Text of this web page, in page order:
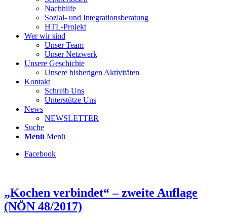
Nachhilfe
Sozial- und Integrationsberatung
HTL-Projekt
Wer wir sind
Unser Team
Unser Netzwerk
Unsere Geschichte
Unsere bisherigen Aktivitäten
Kontakt
Schreib Uns
Unterstütze Uns
News
NEWSLETTER
Suche
Menü Menü
Facebook
„Kochen verbindet“ – zweite Auflage
(NÖN 48/2017)